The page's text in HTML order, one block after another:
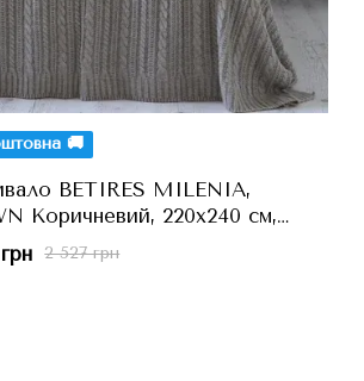
🚚
BETIRES MILENIA,
Коричневий, 220x240 см,
2 527 грн